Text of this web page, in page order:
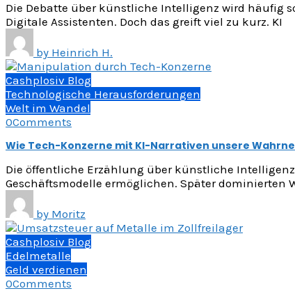
Die Debatte über künstliche Intelligenz wird häufig
Digitale Assistenten. Doch das greift viel zu kurz. KI
by Heinrich H.
Cashplosiv Blog
Technologische Herausforderungen
Welt im Wandel
0Comments
Wie Tech-Konzerne mit KI-Narrativen unsere
Die öffentliche Erzählung über künstliche
Geschäftsmodelle ermöglichen. Später
by Moritz
Cashplosiv Blog
Edelmetalle
Geld verdienen
0Comments